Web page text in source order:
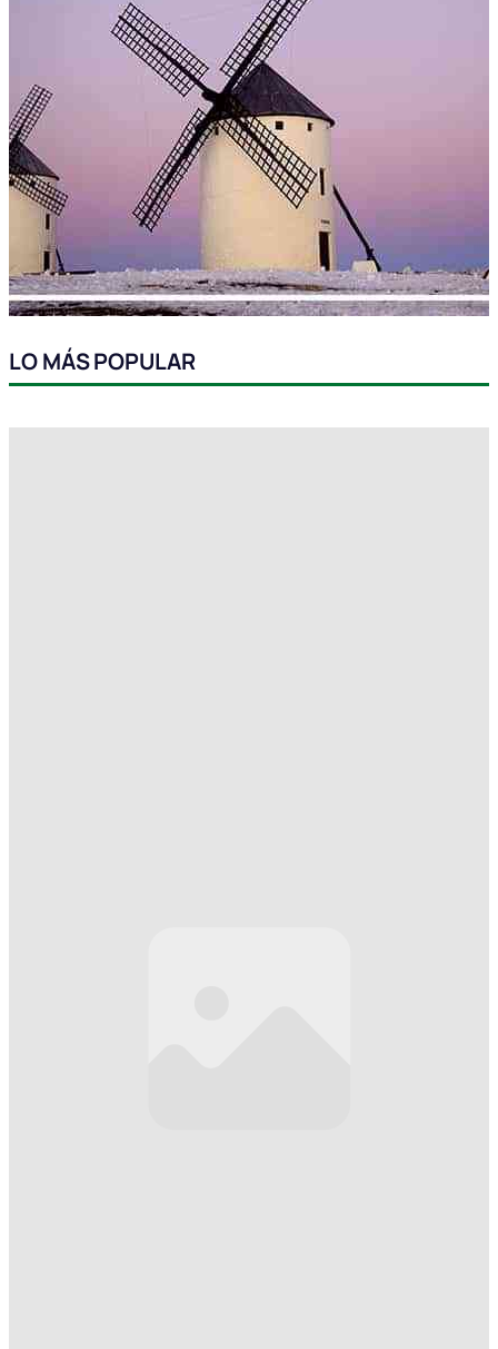
LO MÁS POPULAR